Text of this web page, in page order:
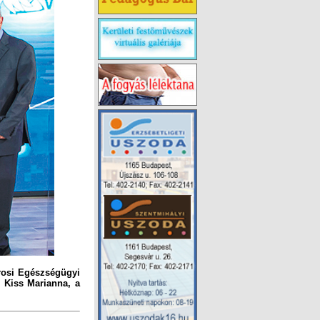
Egészségügyi
Marianna, a